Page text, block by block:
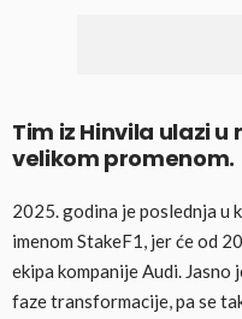
Tim iz Hinvila ulazi
velikom promenom.
2025. godina je poslednja u
imenom StakeF1, jer će od
ekipa kompanije Audi.
faze transformacije, pa se